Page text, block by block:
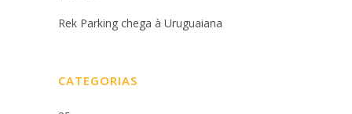
Rek Parking chega à Uruguaiana
CATEGORIAS